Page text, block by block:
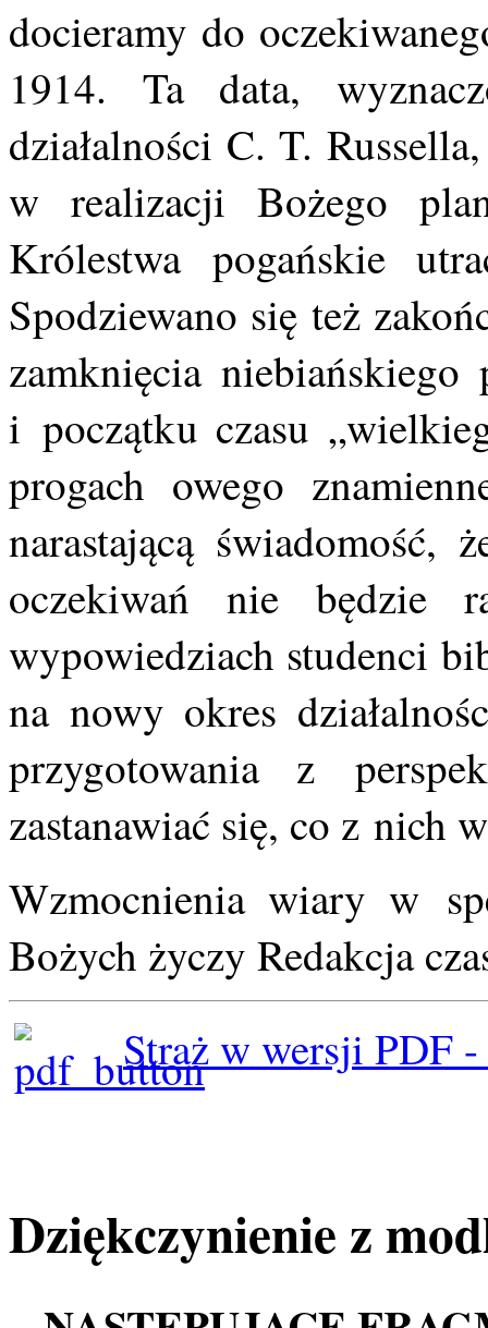
docieramy do
1914. Ta data,
działalności C. T.
w realizacji Bożego
Królestwa pogańskie
Spodziewano się też
zamknięcia niebiańskiego
i początku czasu
progach owego
narastającą świadomość,
oczekiwań nie będzie
wypowiedziach studenci
na nowy okres
przygotowania z
zastanawiać się, co z nich
Wzmocnienia wiary w
Bożych życzy Redakcja
Straż w wersji PDF
Dziękczynienie z